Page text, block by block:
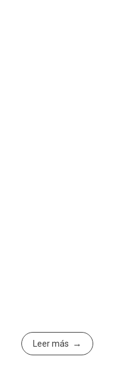
Leer más